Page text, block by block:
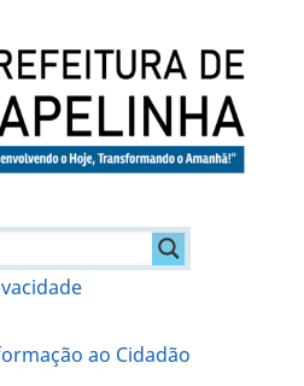
ao Cidadão